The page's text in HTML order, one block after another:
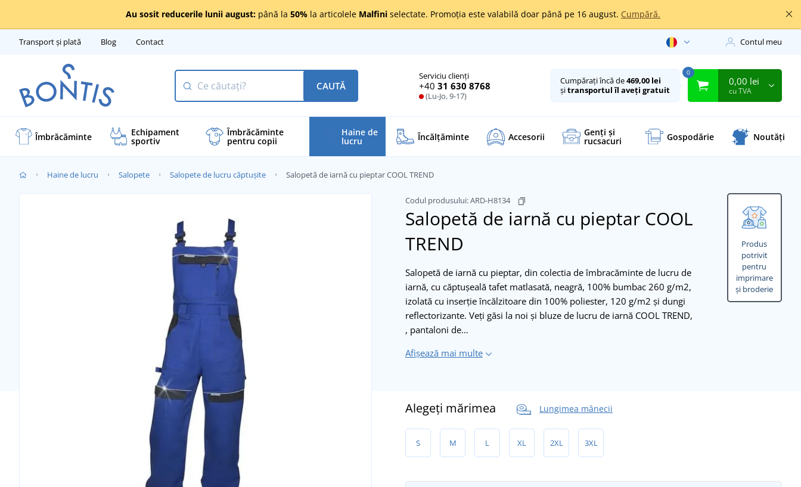
Au sosit reducerile lunii august: până la 50% la articolele Malfini selectate. Promoția este valabilă doar până pe 16 august. Cumpără.
Transport și plată Blog Contact Contul meu
Serviciu clienți
+40 31 630 8768
(Lu-Jo, 9-17)
CAUTĂ Cumpărați încă de469,00 lei
șitransportul îl aveți gratuit
0
0,00 lei
cu TVA
Îmbrăcăminte Echipament
sportiv
Îmbrăcăminte
pentru copii
Haine de
lucru Încălţăminte Accesorii Genți și
rucsacuri Gospodărie Noutăți
Haine de lucru Salopete Salopete de lucru căptușite Salopetă de iarnă cu pieptar COOL TREND
Produs
potrivit
pentru
imprimare
și broderie
Codul produsului:ARD-H8134
Salopetă de iarnă cu pieptar COOL
TREND
Salopetă de iarnă cu pieptar, din colectia de îmbracăminte de lucru de
iarnă, cu căptușeală tafet matlasată, neagră, 100% bumbac 260 g/m2,
izolată cu inserție încălzitoare din 100% poliester, 120 g/m2 și dungi
reflectorizante. Veți găsi la noi și bluze de lucru de iarnă COOL TREND,
, pantaloni de…
Afișează mai multe
Alegeți mărimea Lungimea mânecii
S M L XL 2XL 3XL